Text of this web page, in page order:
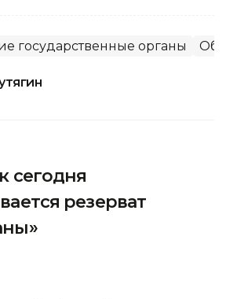
государственные органы
сегодня
резерват